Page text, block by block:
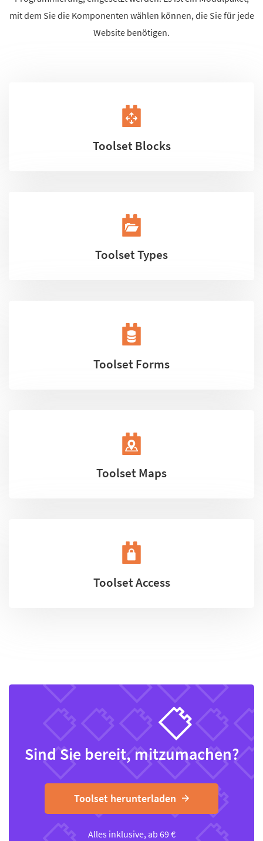
mit dem Sie die Komponenten wählen können, die Sie für jede
Website benötigen.
Toolset Blocks
Toolset Types
Toolset Forms
Toolset Maps
Toolset Access
Sind Sie bereit, mitzumachen?
Toolset herunterladen
Alles inklusive, ab 69€